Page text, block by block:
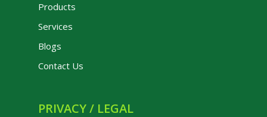
Products
Services
Blogs
Contact Us
PRIVACY / LEGAL